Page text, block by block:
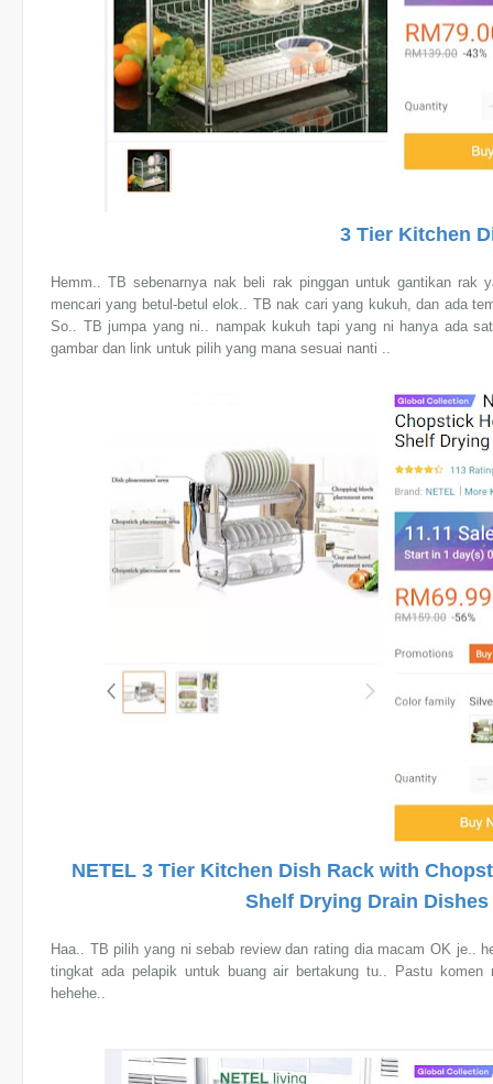
3 Tier Kitchen
Hemm.. TB sebenarnya nak beli rak pinggan untuk gantikan
mencari yang betul-betul elok.. TB nak cari yang kukuh, dan ada
So.. TB jumpa yang ni.. nampak kukuh tapi yang ni hanya ada
gambar dan link untuk pilih yang mana sesuai nanti ..
NETEL 3 Tier Kitchen Dish Rack with
Shelf Drying Drain
Haa.. TB pilih yang ni sebab review dan rating dia macam OK je..
tingkat ada pelapik untuk buang air bertakung tu.. Pastu
hehehe..